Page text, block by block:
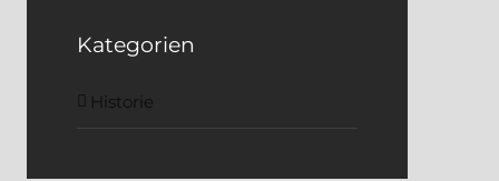
Kategorien
Historie